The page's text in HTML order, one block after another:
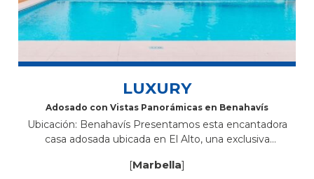
LUXURY
Adosado con Vistas Panorámicas en Benahavís
Ubicación: Benahavís Presentamos esta encantadora
casa adosada ubicada en El Alto, una exclusiva
refugio tranquilo lejos del ruido...
[Marbella]